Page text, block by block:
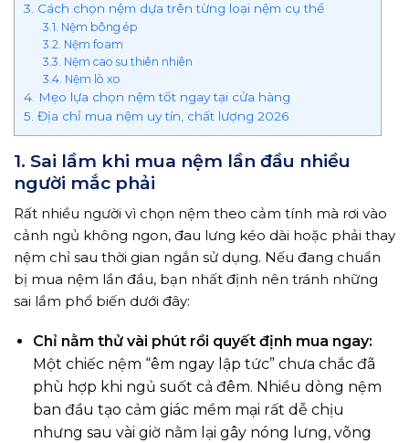
3. Cách chọn nệm dựa trên từng loại nệm cụ thể
3.1. Nệm bông ép
3.2. Nệm foam
3.3. Nệm cao su thiên nhiên
3.4. Nệm lò xo
4. Mẹo lựa chọn nệm tốt ngay tại cửa hàng
5. Địa chỉ mua nệm uy tín, chất lượng 2026
1. Sai lầm khi mua nệm lần đầu nhiều
người mắc phải
Rất nhiều người vì chọn nệm theo cảm tính mà rơi vào
cảnh ngủ không ngon, đau lưng kéo dài hoặc phải thay
nệm chỉ sau thời gian ngắn sử dụng. Nếu đang chuẩn
bị mua nệm lần đầu, bạn nhất định nên tránh những
sai lầm phổ biến dưới đây:
Chỉ nằm thử vài phút rồi quyết định mua ngay:
Một chiếc nệm “êm ngay lập tức” chưa chắc đã
phù hợp khi ngủ suốt cả đêm. Nhiều dòng nệm
ban đầu tạo cảm giác mềm mại rất dễ chịu
nhưng sau vài giờ nằm lại gây nóng lưng, võng